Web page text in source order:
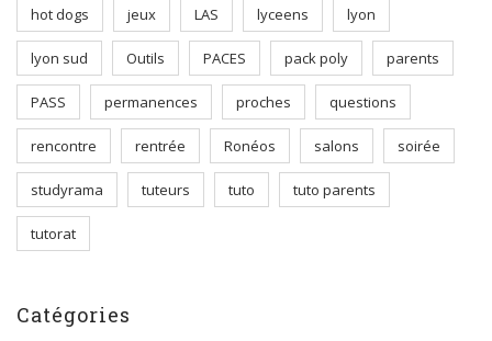
hot dogs jeux LAS lyceens lyon
lyon sud Outils PACES pack poly parents
PASS permanences proches questions
rencontre rentrée Ronéos salons soirée
studyrama tuteurs tuto tuto parents
tutorat
Catégories